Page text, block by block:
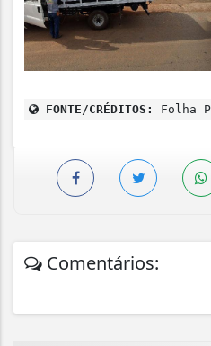
FONTE/CRÉDITOS: Folha
Comentários: